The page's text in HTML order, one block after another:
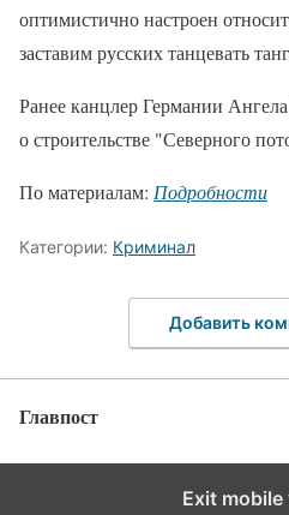
оптимистично настроен
заставим русских танцевать
Ранее канцлер Германии
о строительстве "Северного
По материалам: Подробности
Категории: Криминал
Добавить
Главпост
Exit mobile